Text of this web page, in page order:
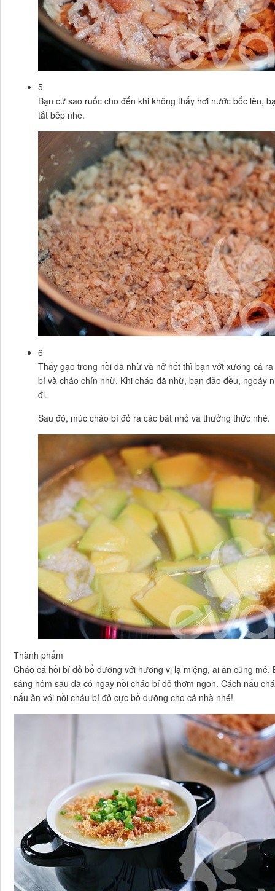
5
Bạn cứ sao ruốc cho đến khi không thấy hơi nước bốc lên,
tắt bếp nhé.
6
Thấy gạo trong nồi đã nhừ và nở hết thì bạn vớt xương cá
bí và cháo chín nhừ. Khi cháo đã nhừ, bạn đảo đều, ngoáy
đi.
Sau đó, múc cháo bí đỏ ra các bát nhỏ và thưởng thức nhé.
Thành phẩm
Cháo cá hồi bí đỏ bổ dưỡng với hương vị lạ miệng, ai ăn cũng
sáng hôm sau đã có ngay nồi cháo bí đỏ thơm ngon. Cách nấu
nấu ăn với nồi cháu bí đỏ cực bổ dưỡng cho cả nhà nhé!